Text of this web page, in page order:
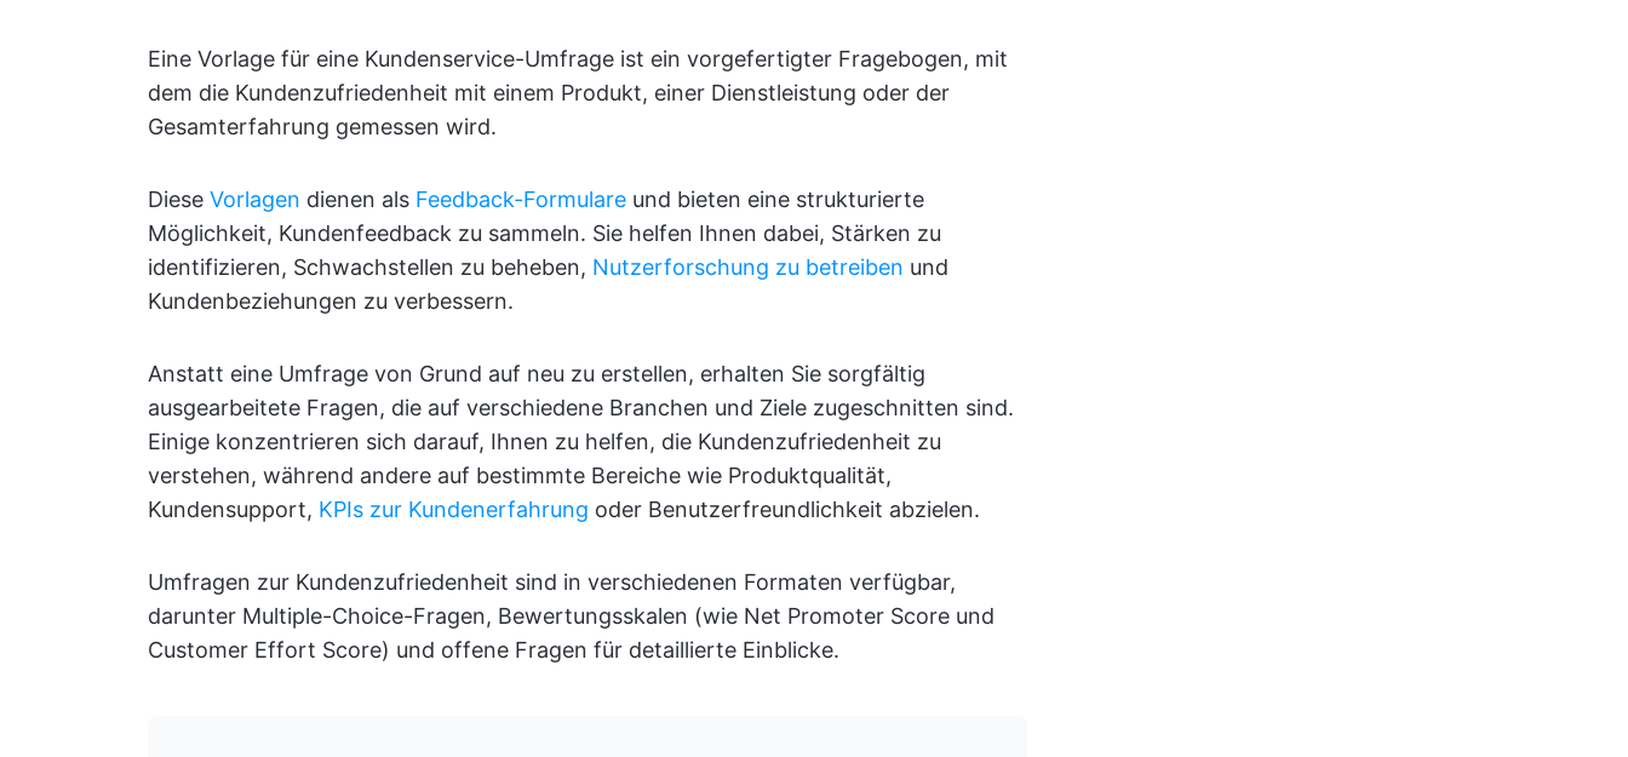
Eine Vorlage für eine Kundenservice-Umfrage ist ein vorgefertigter Fragebogen, mit
dem die Kundenzufriedenheit mit einem Produkt, einer Dienstleistung oder der
Gesamterfahrung gemessen wird.
Diese Vorlagen dienen als Feedback-Formulare und bieten eine strukturierte
Möglichkeit, Kundenfeedback zu sammeln. Sie helfen Ihnen dabei, Stärken zu
identifizieren, Schwachstellen zu beheben, Nutzerforschung zu betreiben und
Kundenbeziehungen zu verbessern.
Anstatt eine Umfrage von Grund auf neu zu erstellen, erhalten Sie sorgfältig
ausgearbeitete Fragen, die auf verschiedene Branchen und Ziele zugeschnitten sind.
Einige konzentrieren sich darauf, Ihnen zu helfen, die Kundenzufriedenheit zu
verstehen, während andere auf bestimmte Bereiche wie Produktqualität,
Kundensupport, KPIs zur Kundenerfahrung oder Benutzerfreundlichkeit abzielen.
Umfragen zur Kundenzufriedenheit sind in verschiedenen Formaten verfügbar,
darunter Multiple-Choice-Fragen, Bewertungsskalen (wie Net Promoter Score und
Customer Effort Score) und offene Fragen für detaillierte Einblicke.